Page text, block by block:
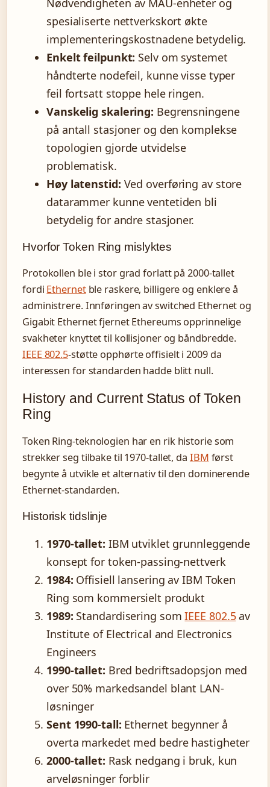
Nødvendigheten av MAU-enheter og
spesialiserte nettverkskort økte
implementeringskostnadene betydelig.
Enkelt feilpunkt: Selv om systemet
håndterte nodefeil, kunne visse typer
feil fortsatt stoppe hele ringen.
Vanskelig skalering: Begrensningene
på antall stasjoner og den komplekse
topologien gjorde utvidelse
problematisk.
Høy latenstid: Ved overføring av store
datarammer kunne ventetiden bli
betydelig for andre stasjoner.
Hvorfor Token Ring mislyktes
Protokollen ble i stor grad forlatt på 2000-tallet
fordi Ethernetble raskere, billigere og enklere å
administrere. Innføringen av switched Ethernet og
Gigabit Ethernet fjernet Ethereums opprinnelige
svakheter knyttet til kollisjoner og båndbredde.
IEEE 802.5-støtte opphørte offisielt i 2009 da
interessen for standarden hadde blitt null.
History and Current Status of Token
Ring
Token Ring-teknologien har en rik historie som
strekker seg tilbake til 1970-tallet, da IBM først
begynte å utvikle et alternativ til den dominerende
Ethernet-standarden.
Historisk tidslinje
1970-tallet: IBM utviklet grunnleggende
konsept for token-passing-nettverk
1984: Offisiell lansering av IBM Token
Ring som kommersielt produkt
1989: Standardisering somIEEE 802.5av
Institute of Electrical and Electronics
Engineers
1990-tallet: Bred bedriftsadopsjon med
over 50% markedsandel blant LAN-
løsninger
Sent 1990-tall: Ethernet begynner å
overta markedet med bedre hastigheter
2000-tallet: Rask nedgang i bruk, kun
arveløsninger forblir